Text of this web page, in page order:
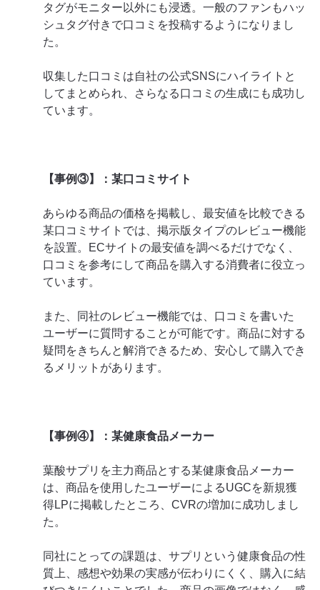
タグがモニター以外にも浸透。一般のファンもハッ
シュタグ付きで口コミを投稿するようになりまし
た。
収集した口コミは自社の公式SNSにハイライトと
してまとめられ、さらなる口コミの生成にも成功し
ています。
【事例③】：某口コミサイト
あらゆる商品の価格を掲載し、最安値を比較できる
某口コミサイトでは、掲示版タイプのレビュー機能
を設置。ECサイトの最安値を調べるだけでなく、
口コミを参考にして商品を購入する消費者に役立っ
ています。
また、同社のレビュー機能では、口コミを書いた
ユーザーに質問することが可能です。商品に対する
疑問をきちんと解消できるため、安心して購入でき
るメリットがあります。
【事例④】：某健康食品メーカー
葉酸サプリを主力商品とする某健康食品メーカー
は、商品を使用したユーザーによるUGCを新規獲
得LPに掲載したところ、CVRの増加に成功しまし
た。
同社にとっての課題は、サプリという健康食品の性
質上、感想や効果の実感が伝わりにくく、購入に結